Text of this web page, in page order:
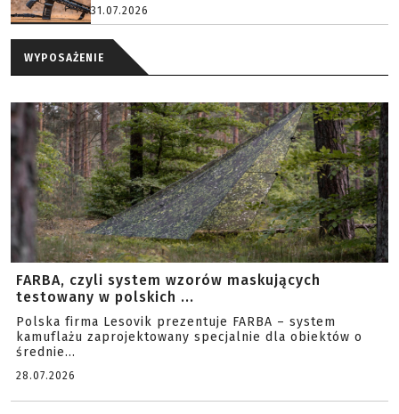
31.07.2026
WYPOSAŻENIE
FARBA, czyli system wzorów maskujących
testowany w polskich ...
Polska firma Lesovik prezentuje FARBA – system
kamuflażu zaprojektowany specjalnie dla obiektów o
średnie...
28.07.2026